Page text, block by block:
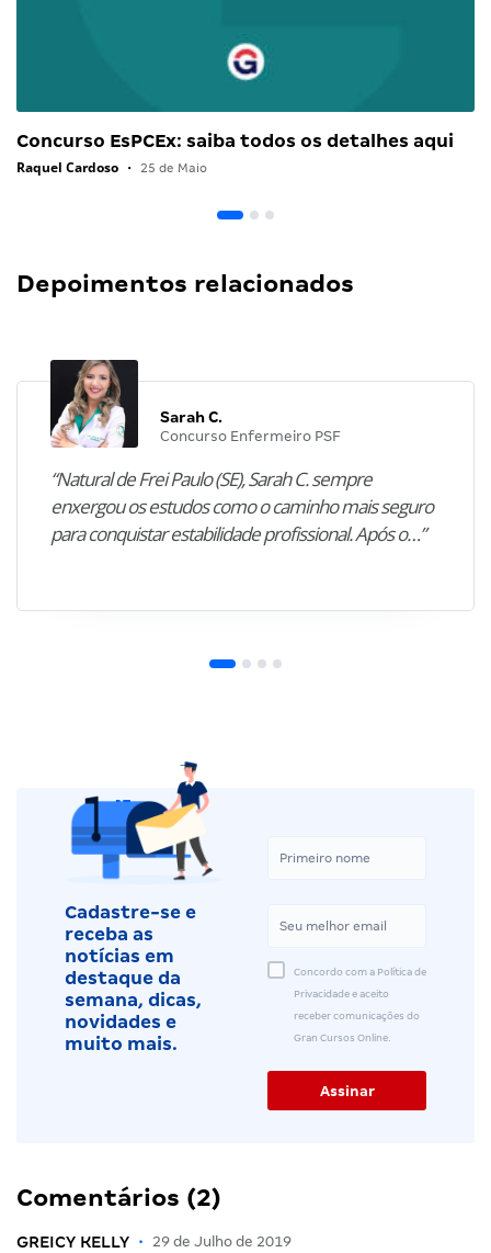
Concurso EsPCEx: saiba todos os detalhes aqui
Raquel Cardoso • 25 de Maio
Depoimentos relacionados
Sarah C.
Concurso Enfermeiro PSF
“Natural de Frei Paulo (SE), Sarah C. sempre
enxergou os estudos como o caminho mais seguro
para conquistar estabilidade profissional. Após o…”
Cadastre-se e
receba as
notícias em
destaque da
semana, dicas,
novidades e
muito mais.
Concordo com a Política de
Privacidade e aceito
receber comunicações do
Gran Cursos Online.
Comentários (2)
GREICY KELLY • 29 de Julho de 2019